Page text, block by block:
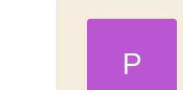
P